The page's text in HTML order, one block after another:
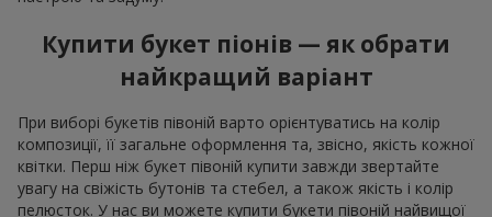
Купити букет піонів — як обрати
найкращий варіант
При виборі букетів півоній варто орієнтуватись на колір
композиції, її загальне оформлення та, звісно, якість кожної
квітки. Перш ніж букет півоній купити завжди звертайте
увагу на свіжість бутонів та стебел, а також якість і колір
пелюсток. У нас ви можете купити букети півоній найвищої